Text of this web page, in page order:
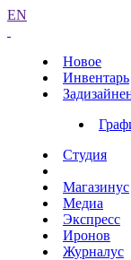
EN
Новое
Инвентарь
Студия
Магазинус
Медиа
Экспресс
Иронов
Журналус